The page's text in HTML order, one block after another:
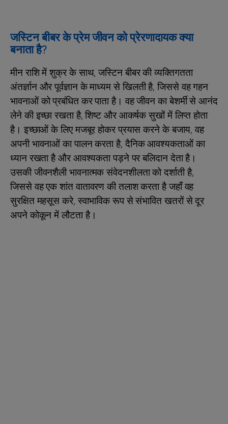
जस्टिन बीबर के प्रेम जीवन को प्रेरणादायक क्या
बनाता है?
मीन राशि में शुक्र के साथ, जस्टिन बीबर की व्यक्तिगतता
अंतर्ज्ञान और पूर्वज्ञान के माध्यम से खिलती है, जिससे वह गहन
भावनाओं को प्रबंधित कर पाता है। वह जीवन का बेशर्मी से आनंद
लेने की इच्छा रखता है, शिष्ट और आकर्षक सुखों में लिप्त होता
है। इच्छाओं के लिए मजबूर होकर प्रयास करने के बजाय, वह
अपनी भावनाओं का पालन करता है, दैनिक आवश्यकताओं का
ध्यान रखता है और आवश्यकता पड़ने पर बलिदान देता है।
उसकी जीवनशैली भावनात्मक संवेदनशीलता को दर्शाती है,
जिससे वह एक शांत वातावरण की तलाश करता है जहाँ वह
सुरक्षित महसूस करे, स्वाभाविक रूप से संभावित खतरों से दूर
अपने कोकून में लौटता है।